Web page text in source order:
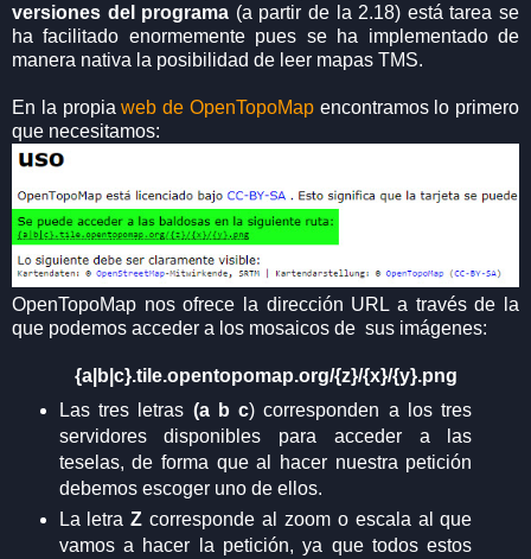
versiones del programa (a partir de la 2.18) está tarea se
ha facilitado enormemente pues se ha implementado de
manera nativa la posibilidad de leer mapas TMS.
En la propiaweb de OpenTopoMapencontramos lo primero
que necesitamos:
OpenTopoMap nos ofrece la dirección URL a través de la
que podemos acceder a los mosaicos de sus imágenes:
{a|b|c}.tile.opentopomap.org/{z}/{x}/{y}.png
Las tres letras (a b c) corresponden a los tres
servidores disponibles para acceder a las
teselas, de forma que al hacer nuestra petición
debemos escoger uno de ellos.
La letraZ corresponde al zoom o escala al que
vamos a hacer la petición, ya que todos estos